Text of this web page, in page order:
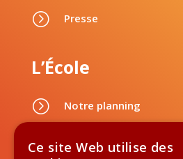
= Presse
L’École
= Notre planning
Ce site Web utilise des